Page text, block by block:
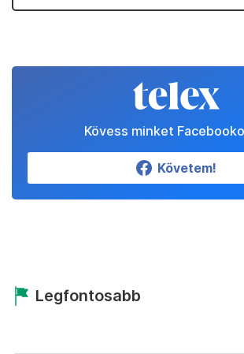
Kövess minket
Követem!
Legfontosabb